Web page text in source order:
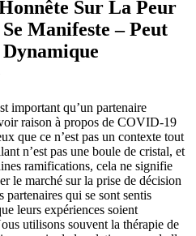
Sur La Peur
Manifeste – Peut
important qu’un partenaire
raison à propos de COVID-19
que ce n’est pas un contexte tout
n’est pas une boule de cristal, et
ramifications, cela ne signifie
le marché sur la prise de décision
partenaires qui se sont sentis
leurs expériences soient
utilisons souvent la thérapie de